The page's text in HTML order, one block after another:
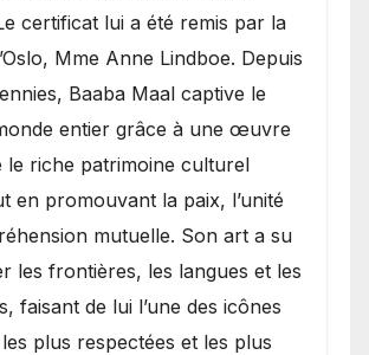
certificat lui a été remis par la
Mme Anne Lindboe. Depuis
Baaba Maal captive le
entier grâce à une œuvre
le riche patrimoine culturel
en promouvant la paix, l’unité
mutuelle. Son art a su
les frontières, les langues et les
faisant de lui l’une des icônes
plus respectées et les plus